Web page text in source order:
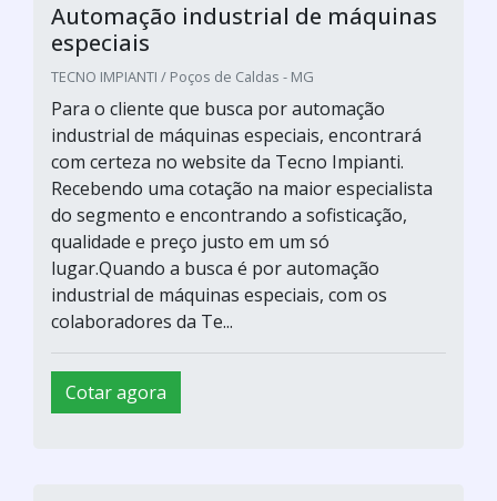
Automação industrial de máquinas
especiais
TECNO IMPIANTI / Poços de Caldas - MG
Para o cliente que busca por automação
industrial de máquinas especiais, encontrará
com certeza no website da Tecno Impianti.
Recebendo uma cotação na maior especialista
do segmento e encontrando a sofisticação,
qualidade e preço justo em um só
lugar.Quando a busca é por automação
industrial de máquinas especiais, com os
colaboradores da Te...
Cotar agora